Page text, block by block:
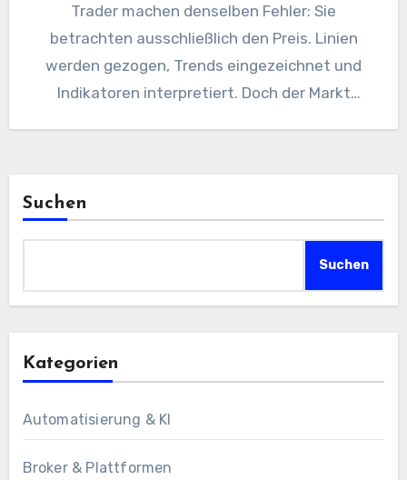
Trader machen denselben Fehler: Sie
betrachten ausschließlich den Preis. Linien
werden gezogen, Trends eingezeichnet und
Indikatoren interpretiert. Doch der Markt
Suchen
Suchen
Kategorien
Automatisierung & KI
Broker & Plattformen